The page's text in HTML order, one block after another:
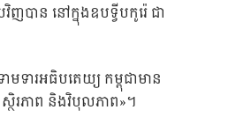
ាន នៅក្នុងឧបទ្វីបកូរ៉េ ជា
មទារអធិបតេយ្យ កម្ពុជាមាន
ថិរភាព និងវិបុលភាព»។